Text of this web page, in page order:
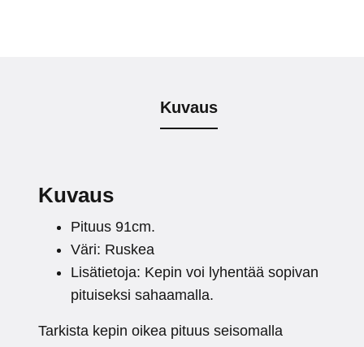
Kuvaus
Kuvaus
Pituus 91cm.
Väri: Ruskea
Lisätietoja: Kepin voi lyhentää sopivan
pituiseksi sahaamalla.
Tarkista kepin oikea pituus seisomalla